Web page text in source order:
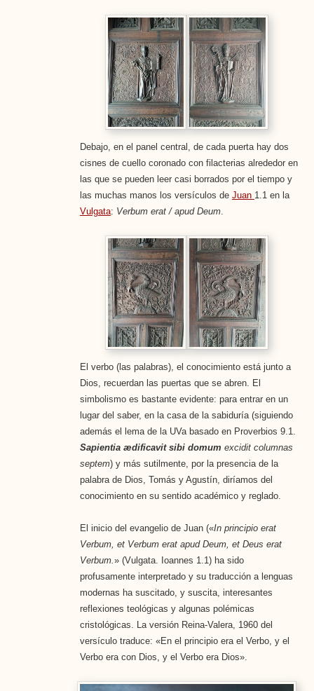
Debajo, en el panel central, de cada puerta hay dos
cisnes de cuello coronado con filacterias alrededor en
las que se pueden leer casi borrados por el tiempo y
las muchas manos los versículos de Juan 1.1 en la
Vulgata: Verbum erat / apud Deum.
El verbo (las palabras), el conocimiento está junto a
Dios, recuerdan las puertas que se abren. El
simbolismo es bastante evidente: para entrar en un
lugar del saber, en la casa de la sabiduría (siguiendo
además el lema de la UVa basado en Proverbios 9.1.
Sapientia ædificavit sibi domum excidit columnas
septem) y más sutilmente, por la presencia de la
palabra de Dios, Tomás y Agustín, diríamos del
conocimiento en su sentido académico y reglado.
El inicio del evangelio de Juan («In principio erat
Verbum, et Verbum erat apud Deum, et Deus erat
Verbum.» (Vulgata. Ioannes 1.1) ha sido
profusamente interpretado y su traducción a lenguas
modernas ha suscitado, y suscita, interesantes
reflexiones teológicas y algunas polémicas
cristológicas. La versión Reina-Valera, 1960 del
versículo traduce: «En el principio era el Verbo, y el
Verbo era con Dios, y el Verbo era Dios».